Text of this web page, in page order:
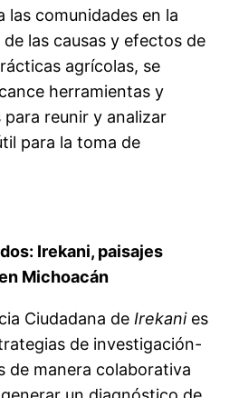
las comunidades en la
las causas y efectos de
agrícolas, se
herramientas y
reunir y analizar
para la toma de
Irekani, paisajes
Michoacán
Ciudadana de Irekanies
de investigación-
de manera colaborativa